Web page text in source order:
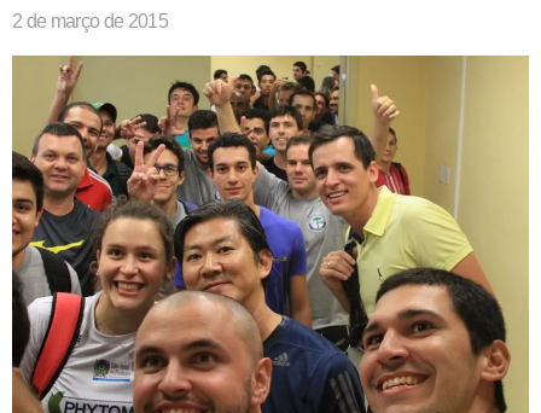
2 de março de 2015